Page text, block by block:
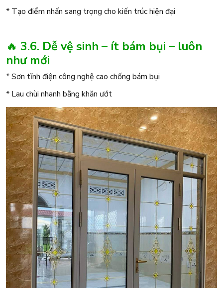
* Tạo điểm nhấn sang trọng cho kiến trúc hiện đại
🔥 3.6. Dễ vệ sinh – ít bám bụi – luôn
như mới
* Sơn tĩnh điện công nghệ cao chống bám bụi
* Lau chùi nhanh bằng khăn ướt